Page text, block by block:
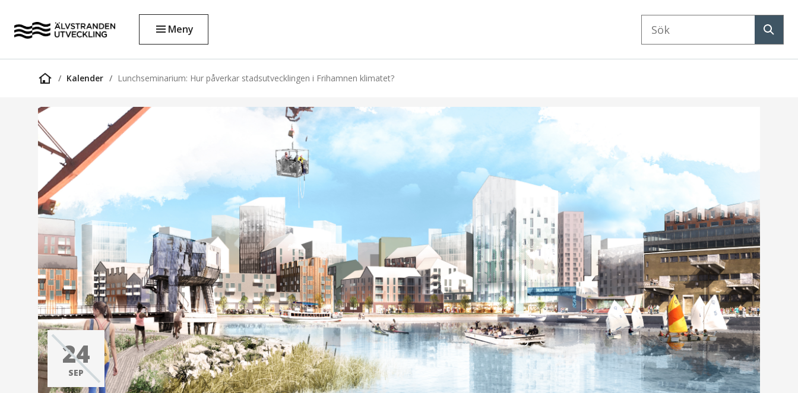
Meny
Sök
Startsida
Kalender Lunchseminarium: Hur påverkar stadsutvecklingen i Frihamnen klimatet?
24
SEP